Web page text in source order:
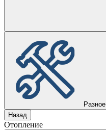
Разное
Назад
Отопление